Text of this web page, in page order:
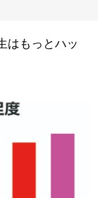
はもっとハッ